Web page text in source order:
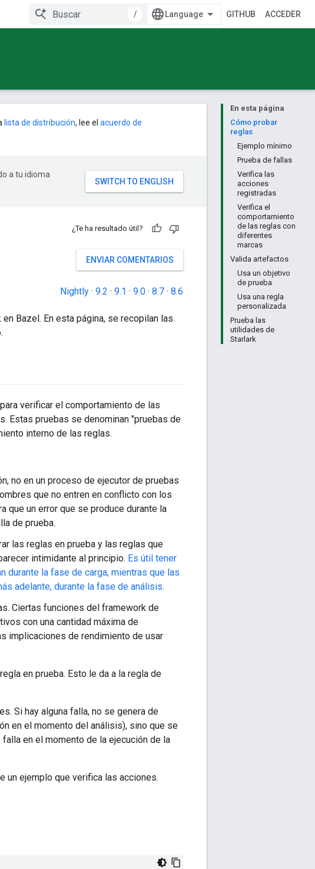
/ GITHUB ACCEDER
En esta página
Cómo probar
reglas
Ejemplo mínimo
Prueba de fallas
Verifica las
acciones
registradas
Verifica el
comportamiento
de las reglas con
diferentes
marcas
Valida artefactos
Usa un objetivo
de prueba
Usa una regla
personalizada
Prueba las
utilidades de
Starlark
lista de distribución, lee el acuerdo de
a tu idioma
¿Te ha resultado útil?
ENVIAR COMENTARIOS
Nightly · 9.2 · 9.1 · 9.0 · 8.7 · 8.6
Bazel. En esta página, se recopilan las
para verificar el comportamiento de las
Estas pruebas se denominan "pruebas de
interno de las reglas.
no en un proceso de ejecutor de pruebas
que no entren en conflicto con los
que un error que se produce durante la
de prueba.
las reglas en prueba y las reglas que
intimidante al principio. Es útil tener
durante la fase de carga, mientras que las
adelante, durante la fase de análisis.
Ciertas funciones del framework de
con una cantidad máxima de
implicaciones de rendimiento de usar
en prueba. Esto le da a la regla de
Si hay alguna falla, no se genera de
en el momento del análisis), sino que se
en el momento de la ejecución de la
un ejemplo que verifica las acciones.